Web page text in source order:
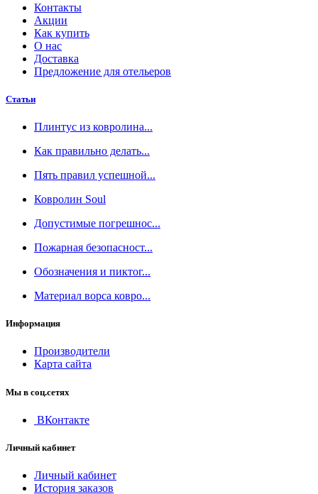
Контакты
Акции
Как купить
О нас
Доставка
Предложение для отельеров
Статьи
Плинтус из ковролина...
Как правильно делать...
Пять правил успешной...
Ковролин Soul
Допустимые погрешнос...
Пожарная безопасност...
Обозначения и пиктог...
Материал ворса ковро...
Информация
Производители
Карта сайта
Мы в соц.сетях
ВКонтакте
Личный кабинет
Личный кабинет
История заказов